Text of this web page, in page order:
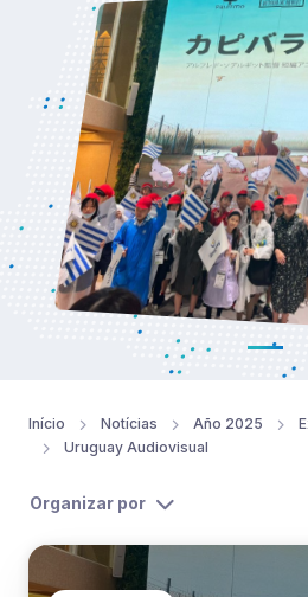
Início Notícias Año 2025
Uruguay Audiovisual
Organizar por